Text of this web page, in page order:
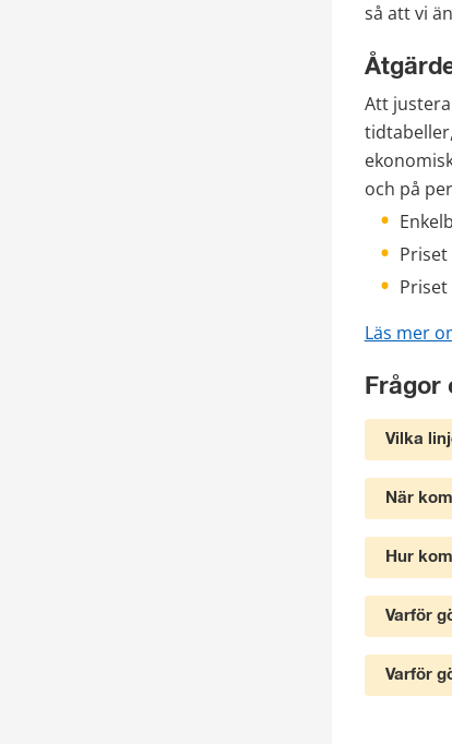
så att vi
Att
och på
Läs mer
Frågor
Vilka
När
Hur
Varför
Varför